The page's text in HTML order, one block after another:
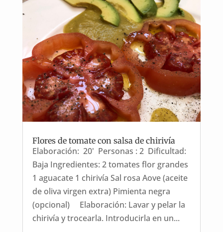
Flores de tomate con salsa de chirivía
Elaboración: 20' Personas : 2 Dificultad:
Baja Ingredientes: 2 tomates flor grandes
1 aguacate 1 chirivía Sal rosa Aove (aceite
de oliva virgen extra) Pimienta negra
(opcional) Elaboración: Lavar y pelar la
chirivía y trocearla. Introducirla en un...